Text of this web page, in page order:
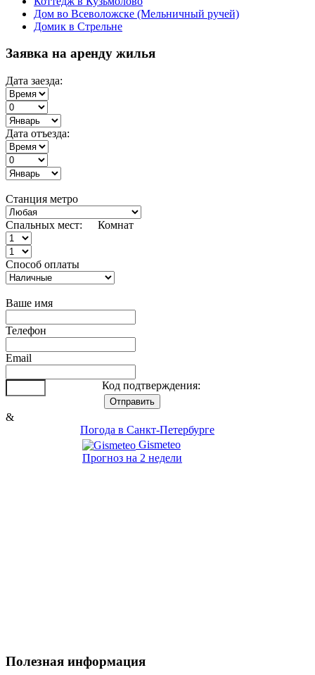
Дом во Всеволожске (Мельничный ручей)
Домик в Стрельне
Заявка на аренду жилья
Дата заезда:
Дата отъезда:
Станция метро
Спальных мест: Комнат
Способ оплаты
Ваше имя
Телефон
Email
Код подтверждения:
&
Погода в Санкт-Петербурге
Gismeteo
Прогноз на 2 недели
Полезная информация